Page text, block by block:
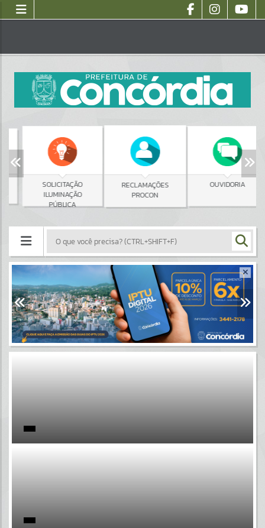
SOLICITAÇÃO
ILUMINAÇÃO
PÚBLICA
RECLAMAÇÕES
PROCON
OUVIDORIA
Portais
Por favor, aguarde...
Por favor, aguarde...